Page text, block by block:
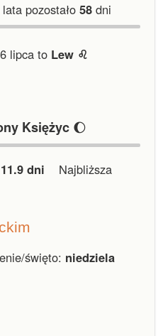
pozostało 58 dni
lipca to Lew ♌︎
Księżyc 🌔
11.9 dni Najbliższa
święto: niedziela